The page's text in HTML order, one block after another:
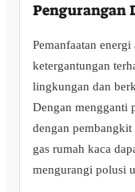
Pengurangan
Pemanfaatan
ketergantungan
lingkungan dan
Dengan mengganti
dengan
gas rumah kaca
mengurangi polusi